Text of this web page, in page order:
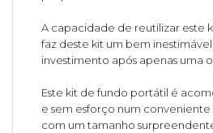
A capacidade de reutilizar este
faz deste kit um bem
investimento após apenas uma
Este kit de fundo portátil é
e sem esforço num
com um tamanho